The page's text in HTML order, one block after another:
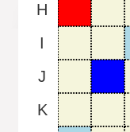
H
I
J
K